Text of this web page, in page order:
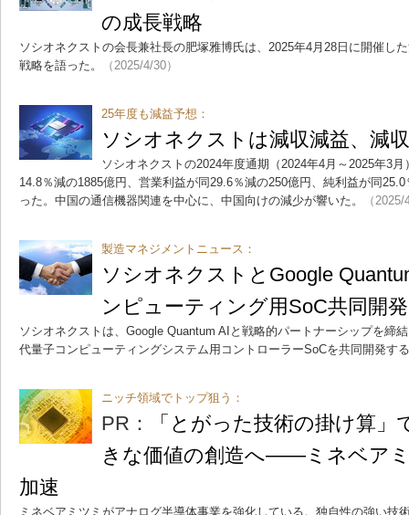
の成長戦略
ソシオネクストの会長兼社長の肥塚雅博氏は、2025年4月28日に開催し
戦略を語った。
（2025/4/30）
25年度も減益予想：
ソシオネクストは減収減益、減
ソシオネクストの2024年度通期（2024年4月～2025年3
14.8％減の1885億円、営業利益が同29.6％減の250億円、純利益が同
った。中国の通信機器関連を中心に、中国向けの減少が響いた。
（
製造マネジメントニュース：
ソシオネクストとGoogle
ンピューティング用SoC共同開発
ソシオネクストは、Google Quantum AIと戦略的パートナーシップを締
代量子コンピューティングシステム用コントローラーSoCを共同開発す
ニッチ領域でトップ狙う：
PR：
「とがった技術の掛け算
きな価値の創造へ――ミネベア
加速
ミネベアミツミがアナログ半導体事業を強化している。独自性の強い技